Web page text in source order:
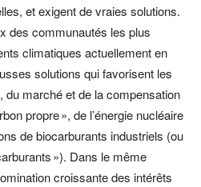
et exigent de vraies solutions.
des communautés les plus
climatiques actuellement en
solutions qui favorisent les
du marché et de la compensation
propre », de l’énergie nucléaire
de biocarburants industriels (ou
»). Dans le même
croissante des intérêts